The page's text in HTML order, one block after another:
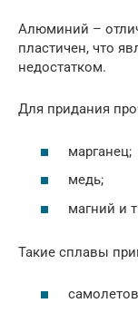
Алюминий –
пластичен, что
недостатком.
Для придания
марганец;
медь;
магний и
Такие сплавы